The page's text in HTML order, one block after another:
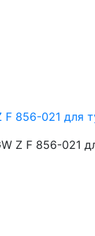
856-021 для
Z F 856-021